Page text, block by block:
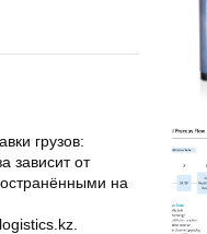
грузов:
зависит от
на